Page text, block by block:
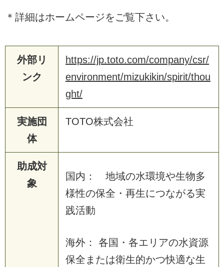
＊詳細はホームページをご覧下さい。
外部リ
ンク
https://jp.toto.com/company/csr/
environment/mizukikin/spirit/thou
ght/
実施団
体
TOTO株式会社
助成対
象
国内： 地域の水環境や生物多
様性の保全・再生につながる実
践活動
海外： 各国・各エリアの水資源
保全または衛生的かつ快適な生